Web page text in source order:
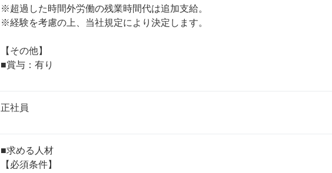
※超過した時間外労働の残業時間代は追加支給。
※経験を考慮の上、当社規定により決定します。
【その他】
■賞与：有り
正社員
■求める人材
【必須条件】